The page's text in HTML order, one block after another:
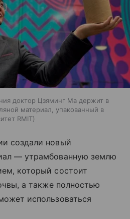
доктор Цзяминг Ма держит в
материал, упакованный в
RMIT
создали новый
— утрамбованную землю
который состоит
а также полностью
использоваться